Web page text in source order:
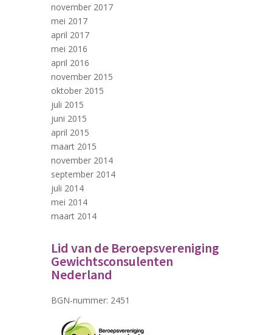
november 2017
mei 2017
april 2017
mei 2016
april 2016
november 2015
oktober 2015
juli 2015
juni 2015
april 2015
maart 2015
november 2014
september 2014
juli 2014
mei 2014
maart 2014
Lid van de Beroepsvereniging
Gewichtsconsulenten
Nederland
BGN-nummer: 2451